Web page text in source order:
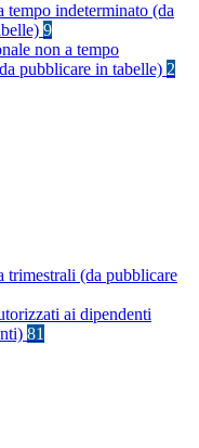
tempo indeterminato (da
9
non a tempo
pubblicare in tabelle) 2
trimestrali (da pubblicare
ai dipendenti
81